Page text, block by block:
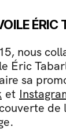
ÉRIC
nous
Éric
sa
et
de